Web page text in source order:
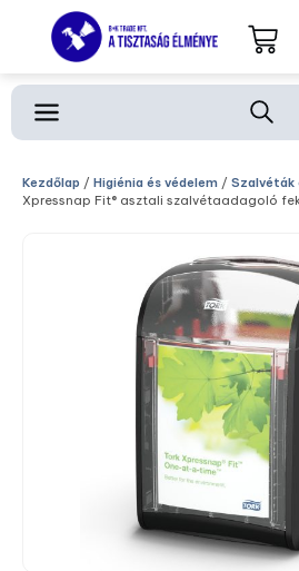
Kezdőlap / Higiénia és védelem / Szalvéták
Xpressnap Fit® asztali szalvétaadagoló